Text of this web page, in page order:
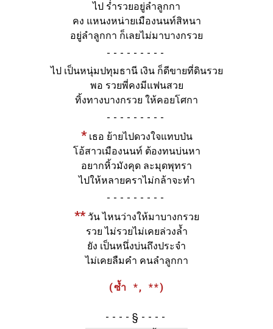
ไป ร่ำรวยอยู่ลำลูกกา
คง แหนงหน่ายเมืองนนท์สิหนา
อยู่ลำลูกกา ก็เลยไม่มาบางกรวย
-
ไป เป็นหนุ่มปทุมธานี เงิน ก็ดีขายที่ดินรวย
พอ รวยพี่คงมีแฟนสวย
ทิ้งทางบางกรวย ให้คอยโศกา
-
*เธอ ย้ายไปดวงใจแทบป่น
โอ้สาวเมืองนนท์ ต้องทนบ่นหา
อยากหิ้วมังคุด ละมุดพุทรา
ไปให้หลายคราไม่กล้าจะทำ
-
**วัน ไหนว่างให้มาบางกรวย
รวย ไม่รวยไม่เคยล่วงล้ำ
ยัง เป็นหนึ่งบ่นถึงประจำ
ไม่เคยลืมคำ คนลำลูกกา
(ซ้ำ *, **)
§